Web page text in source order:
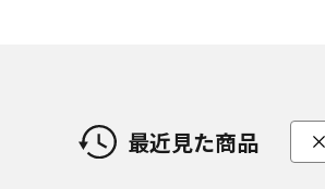
最近見た商品